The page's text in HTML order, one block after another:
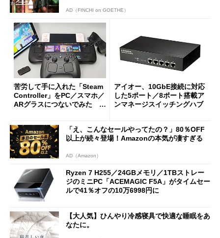
AD（FINCHI on GOETHE）
苦労して手に入れた「Steam
Controller」をPC／スマホ／
ARグラスにつないでみた ゲ
アイオー、10GbE接続に対応
した5ポート／8ポート搭載ア
ンマネージスイッチングハブ
「え、こんなセールやってたの？」80％OFF
以上が続々登場！Amazonの本気が凄すぎる
AD（Amazon）
Ryzen 7 H255／24GBメモリ／1TBストレー
ジのミニPC「ACEMAGIC F5A」がタイムセー
ルで41％オフの10万6998円に
【大人気】ひんやり冷感寝具で快適な睡眠をあ
なたに。